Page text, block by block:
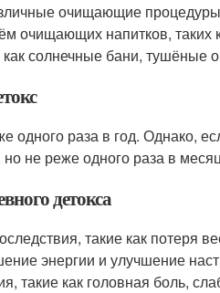
очищающие
очищающих напитков, таких
солнечные бани,
раза в год. Однако,
не реже одного раза в
детокса
такие как потеря
энергии и улучшение
такие как головная боль,